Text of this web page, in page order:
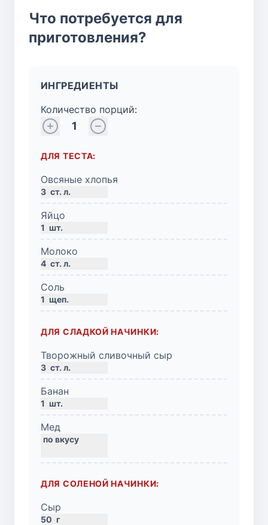
Что потребуется для
приготовления?
ИНГРЕДИЕНТЫ
Количество порций:
1
ДЛЯ ТЕСТА:
Овсяные хлопья
3 ст. л.
Яйцо
1 шт.
Молоко
4 ст. л.
Соль
1 щеп.
ДЛЯ СЛАДКОЙ НАЧИНКИ:
Творожный сливочный сыр
3 ст. л.
Банан
1 шт.
Мед
ДЛЯ СОЛЕНОЙ НАЧИНКИ:
Сыр
50 г